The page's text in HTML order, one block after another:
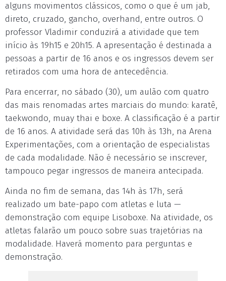
alguns movimentos clássicos, como o que é um jab,
direto, cruzado, gancho, overhand, entre outros. O
professor Vladimir conduzirá a atividade que tem
início às 19h15 e 20h15. A apresentação é destinada a
pessoas a partir de 16 anos e os ingressos devem ser
retirados com uma hora de antecedência.
Para encerrar, no sábado (30), um aulão com quatro
das mais renomadas artes marciais do mundo: karatê,
taekwondo, muay thai e boxe. A classificação é a partir
de 16 anos. A atividade será das 10h às 13h, na Arena
Experimentações, com a orientação de especialistas
de cada modalidade. Não é necessário se inscrever,
tampouco pegar ingressos de maneira antecipada.
Ainda no fim de semana, das 14h às 17h, será
realizado um bate-papo com atletas e luta —
demonstração com equipe Lisoboxe. Na atividade, os
atletas falarão um pouco sobre suas trajetórias na
modalidade. Haverá momento para perguntas e
demonstração.